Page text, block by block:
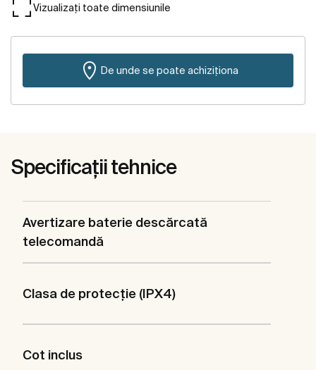
Vizualizați toate dimensiunile
De unde se poate achiziționa
Specificații tehnice
Avertizare baterie descărcată
telecomandă
Clasa de protecție (IPX4)
Cot inclus